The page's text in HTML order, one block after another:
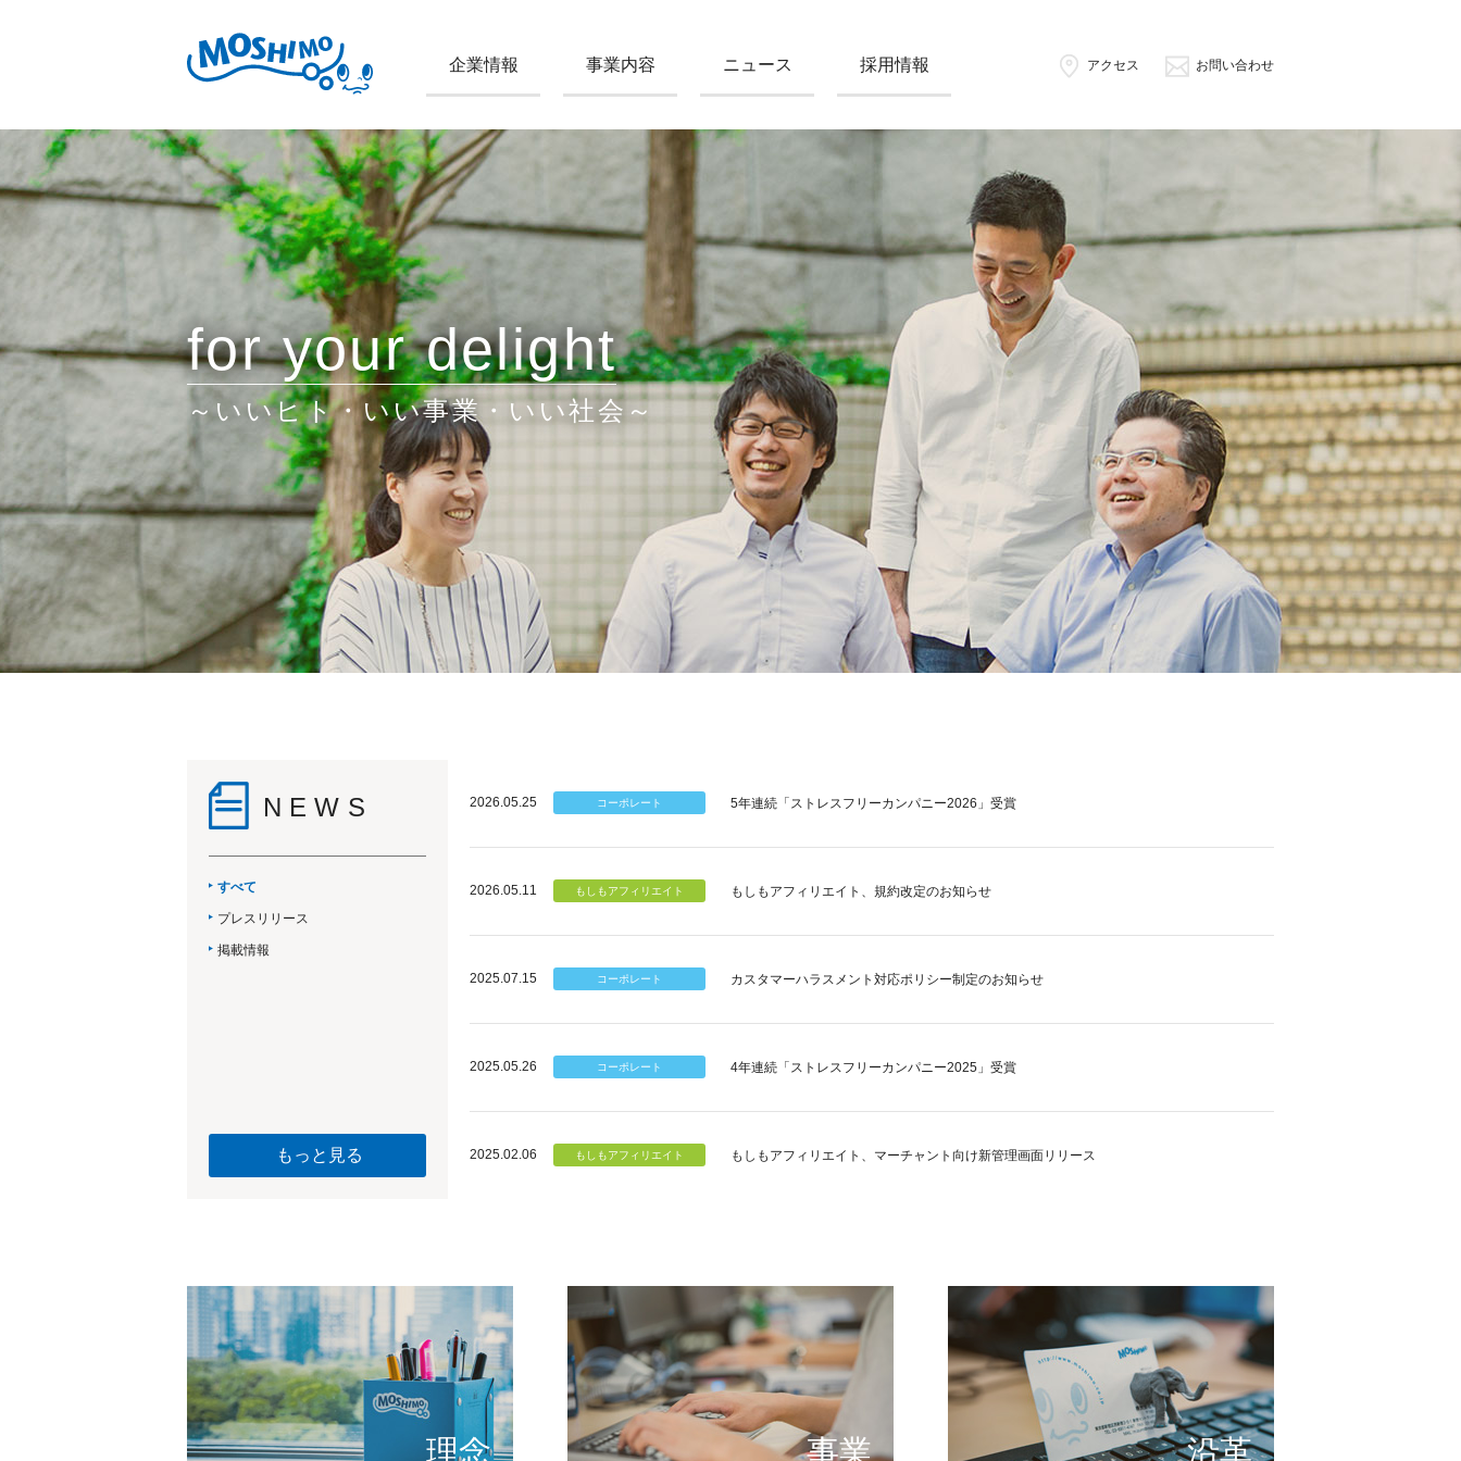
企業情報 事業内容 ニュース 採用情報 アクセス お問い合わせ
for your delight
～いいヒト・いい事業・いい社会～
NEWS
すべて
プレスリリース
掲載情報
もっと見る
2026.05.25 5年連続「ストレスフリーカンパニー2026」受賞
2026.05.11 もしもアフィリエイト、規約改定のお知らせ
2025.07.15 カスタマーハラスメント対応ポリシー制定のお知らせ
2025.05.26 4年連続「ストレスフリーカンパニー2025」受賞
2025.02.06 もしもアフィリエイト、マーチャント向け新管理画面リリース
理念
個のチカラ
もしもが描く未来の形とは
事業
可能性の実現に向けて
提供するサービスの仕組み
沿革